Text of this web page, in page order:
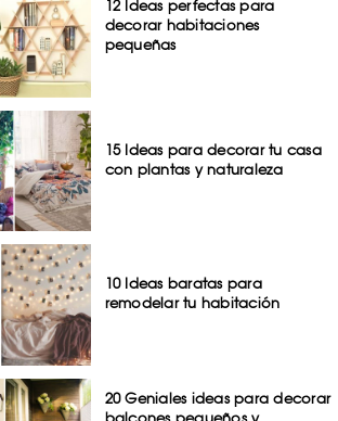
12 Ideas perfectas para
decorar habitaciones
pequeñas
15 Ideas para decorar tu casa
con plantas y naturaleza
10 Ideas baratas para
remodelar tu habitación
20 Geniales ideas para decorar